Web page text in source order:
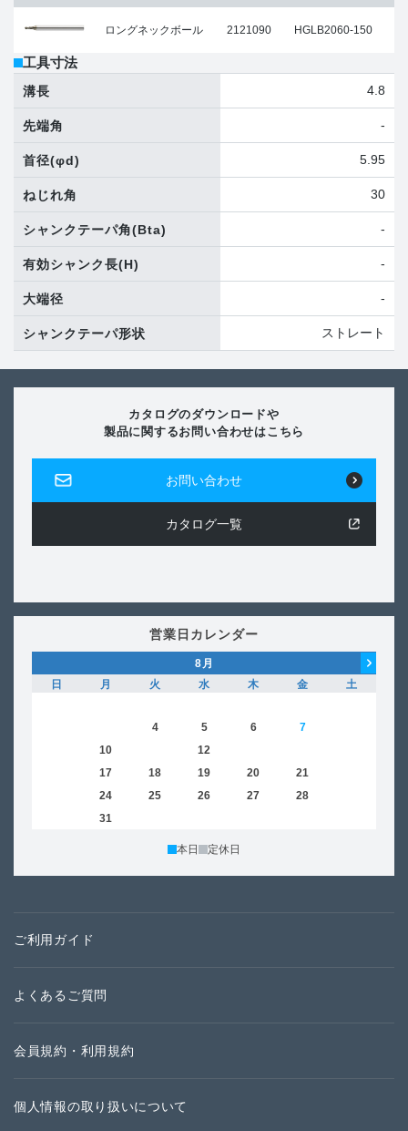
ロングネックボール 2121090 HGLB2060-150
工具寸法
溝長 4.8
先端角 -
首径(φd) 5.95
ねじれ角 30
シャンクテーパ角(Bta) -
有効シャンク長(H) -
大端径 -
シャンクテーパ形状 ストレート
カタログのダウンロードや
製品に関するお問い合わせはこちら
お問い合わせ
カタログ一覧
営業日カレンダー
8月
日
月 火 水 木 金
土
4 5 6 7
10 12
17 18 19 20 21
24 25 26 27 28
31
本日 定休日
ご利用ガイド
よくあるご質問
会員規約・利用規約
個人情報の取り扱いについて